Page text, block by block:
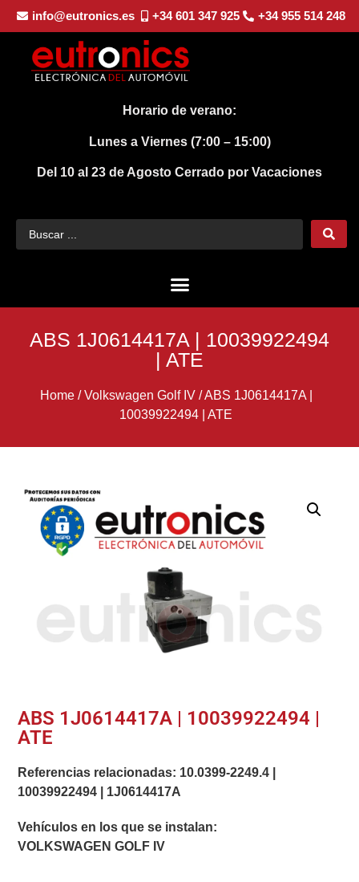
info@eutronics.es +34 601 347 925 +34 955 514 248
Horario de verano:
Lunes a Viernes (7:00 – 15:00)
Del 10 al 23 de Agosto Cerrado por Vacaciones
ABS 1J0614417A | 10039922494
| ATE
Home/Volkswagen Golf IV/ABS 1J0614417A |
10039922494 | ATE
ABS 1J0614417A | 10039922494 |
ATE
Referencias relacionadas: 10.0399-2249.4
10039922494
1J0614417A
Vehículos en los que se instalan:
VOLKSWAGEN GOLF IV